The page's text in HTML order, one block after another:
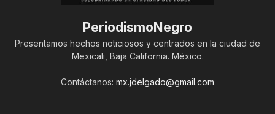
PeriodismoNegro
Presentamos hechos noticiosos y centrados en la ciudad de
Mexicali, Baja California. México.
Contáctanos: mx.jdelgado@gmail.com